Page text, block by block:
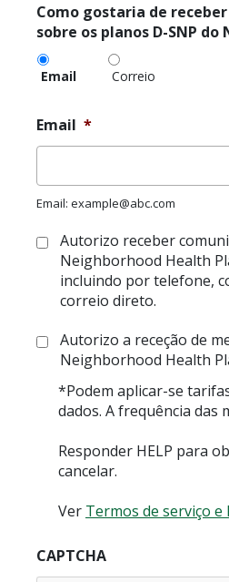
Como
gostaria
receber
as
informações
SNP
Neighborhood?
Como gostaria de
sobre os planos D-SNP
Email Correio
Email *
Email: example@abc.com
Aceder:
Autorizo receber
Neighborhood Health
incluindo por telefone,
correio direto.
Aceder:
Autorizo a receção de
Neighborhood Health
*Podem aplicar-se
dados. A frequência das
Responder HELP para
cancelar.
Ver Termos de serviço e
CAPTCHA